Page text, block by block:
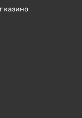
казино